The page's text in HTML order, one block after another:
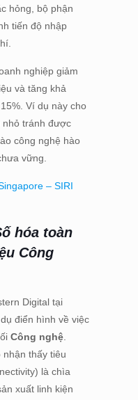
hỏng, bộ phận
tiến độ nhập
nghiệp giảm
và tăng khả
Ví dụ này cho
nhỏ tránh được
công nghệ hào
vững.
– SIRI
hóa toàn
Công
Digital tại
điển hình về việc
Công nghệ.
thấy tiêu
là chìa
xuất linh kiện